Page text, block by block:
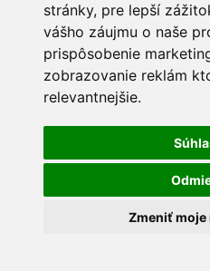
stránky, pre lepší
vášho záujmu o naše
prispôsobenie
zobrazovanie reklám
relevantnejšie.
Zmeniť moje
REALITNÁ
VIRTUÁLNA
OCHRANA
Prihlásenie